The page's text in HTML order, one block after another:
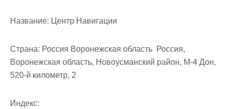
Название: Центр Навигации
Страна: Россия Воронежская область Россия,
Воронежская область, Новоусманский район, М-4 Дон,
520-й километр, 2
Индекс: